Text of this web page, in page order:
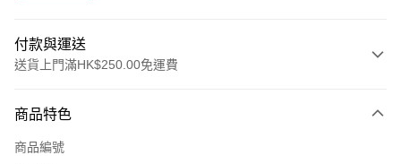
付款與運送
送貨上門滿HK$250.00免運費
信用卡
Apple Pay
商品特色
商品編號